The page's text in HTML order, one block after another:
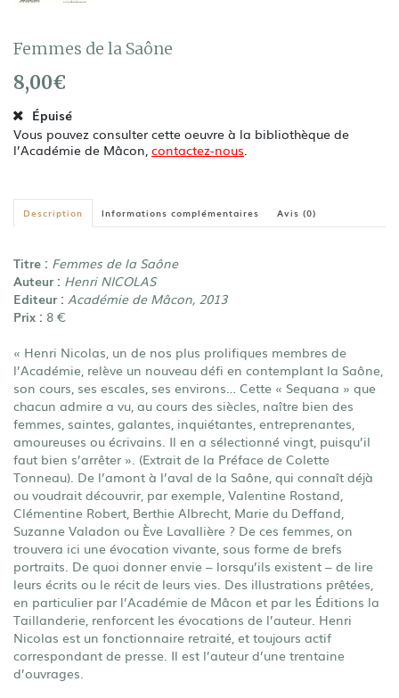
Femmes de la Saône
8,00€
Épuisé
Vous pouvez consulter cette oeuvre à la bibliothèque de
l’Académie de Mâcon, contactez-nous
Description Informations complémentaires Avis (0)
Titre : Femmes de la Saône
Auteur : Henri NICOLAS
Editeur : Académie de Mâcon, 2013
Prix : 8 €
« Henri Nicolas, un de nos plus prolifiques membres de
l’Académie, relève un nouveau défi en contemplant la Saône,
son cours, ses escales, ses environs… Cette « Sequana » que
chacun admire a vu, au cours des siècles, naître bien des
femmes, saintes, galantes, inquiétantes, entreprenantes,
amoureuses ou écrivains. Il en a sélectionné vingt, puisqu’il
faut bien s’arrêter ». (Extrait de la Préface de Colette
Tonneau). De l’amont à l’aval de la Saône, qui connaît déjà
ou voudrait découvrir, par exemple, Valentine Rostand,
Clémentine Robert, Berthie Albrecht, Marie du Deffand,
Suzanne Valadon ou Ève Lavallière ? De ces femmes, on
trouvera ici une évocation vivante, sous forme de brefs
portraits. De quoi donner envie – lorsqu’ils existent – de lire
leurs écrits ou le récit de leurs vies. Des illustrations prêtées,
en particulier par l’Académie de Mâcon et par les Éditions la
Taillanderie, renforcent les évocations de l’auteur. Henri
Nicolas est un fonctionnaire retraité, et toujours actif
correspondant de presse. Il est l’auteur d’une trentaine
d’ouvrages.